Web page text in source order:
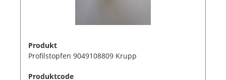
Produkt
Profilstopfen 9049108809 Krupp
Produktcode